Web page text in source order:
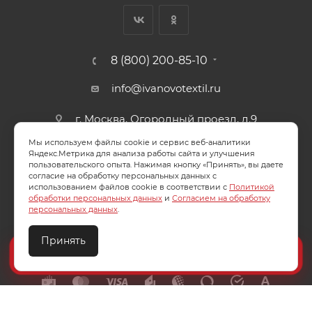
8 (800) 200-85-10
info@ivanovotextil.ru
г. Москва, Огородный проезд, д.9
СОГЛАСИЕ НА ОБРАБОТКУ ПЕРСОНАЛЬНЫХ ДАННЫХ
ПОЛИТИКА ОБРАБОТКИ ПЕРСОНАЛЬНЫХ ДАННЫХ
2026 © ООО "Ивановотекстиль". ОГРН:1073703000029
Мы используем файлы cookie и сервис веб-аналитики
Яндекс.Метрика для анализа работы сайта и улучшения
пользовательского опыта. Нажимая кнопку «Принять», вы даете
согласие на обработку персональных данных с
использованием файлов cookie в соответствии с Политикой
обработки персональных данных и Согласием на обработку
персональных данных.
Принять